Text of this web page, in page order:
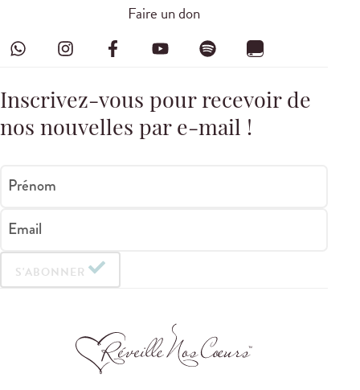
Faire un don
Inscrivez-vous pour recevoir de
nos nouvelles par e-mail !
Prénom
Email
S'ABONNER